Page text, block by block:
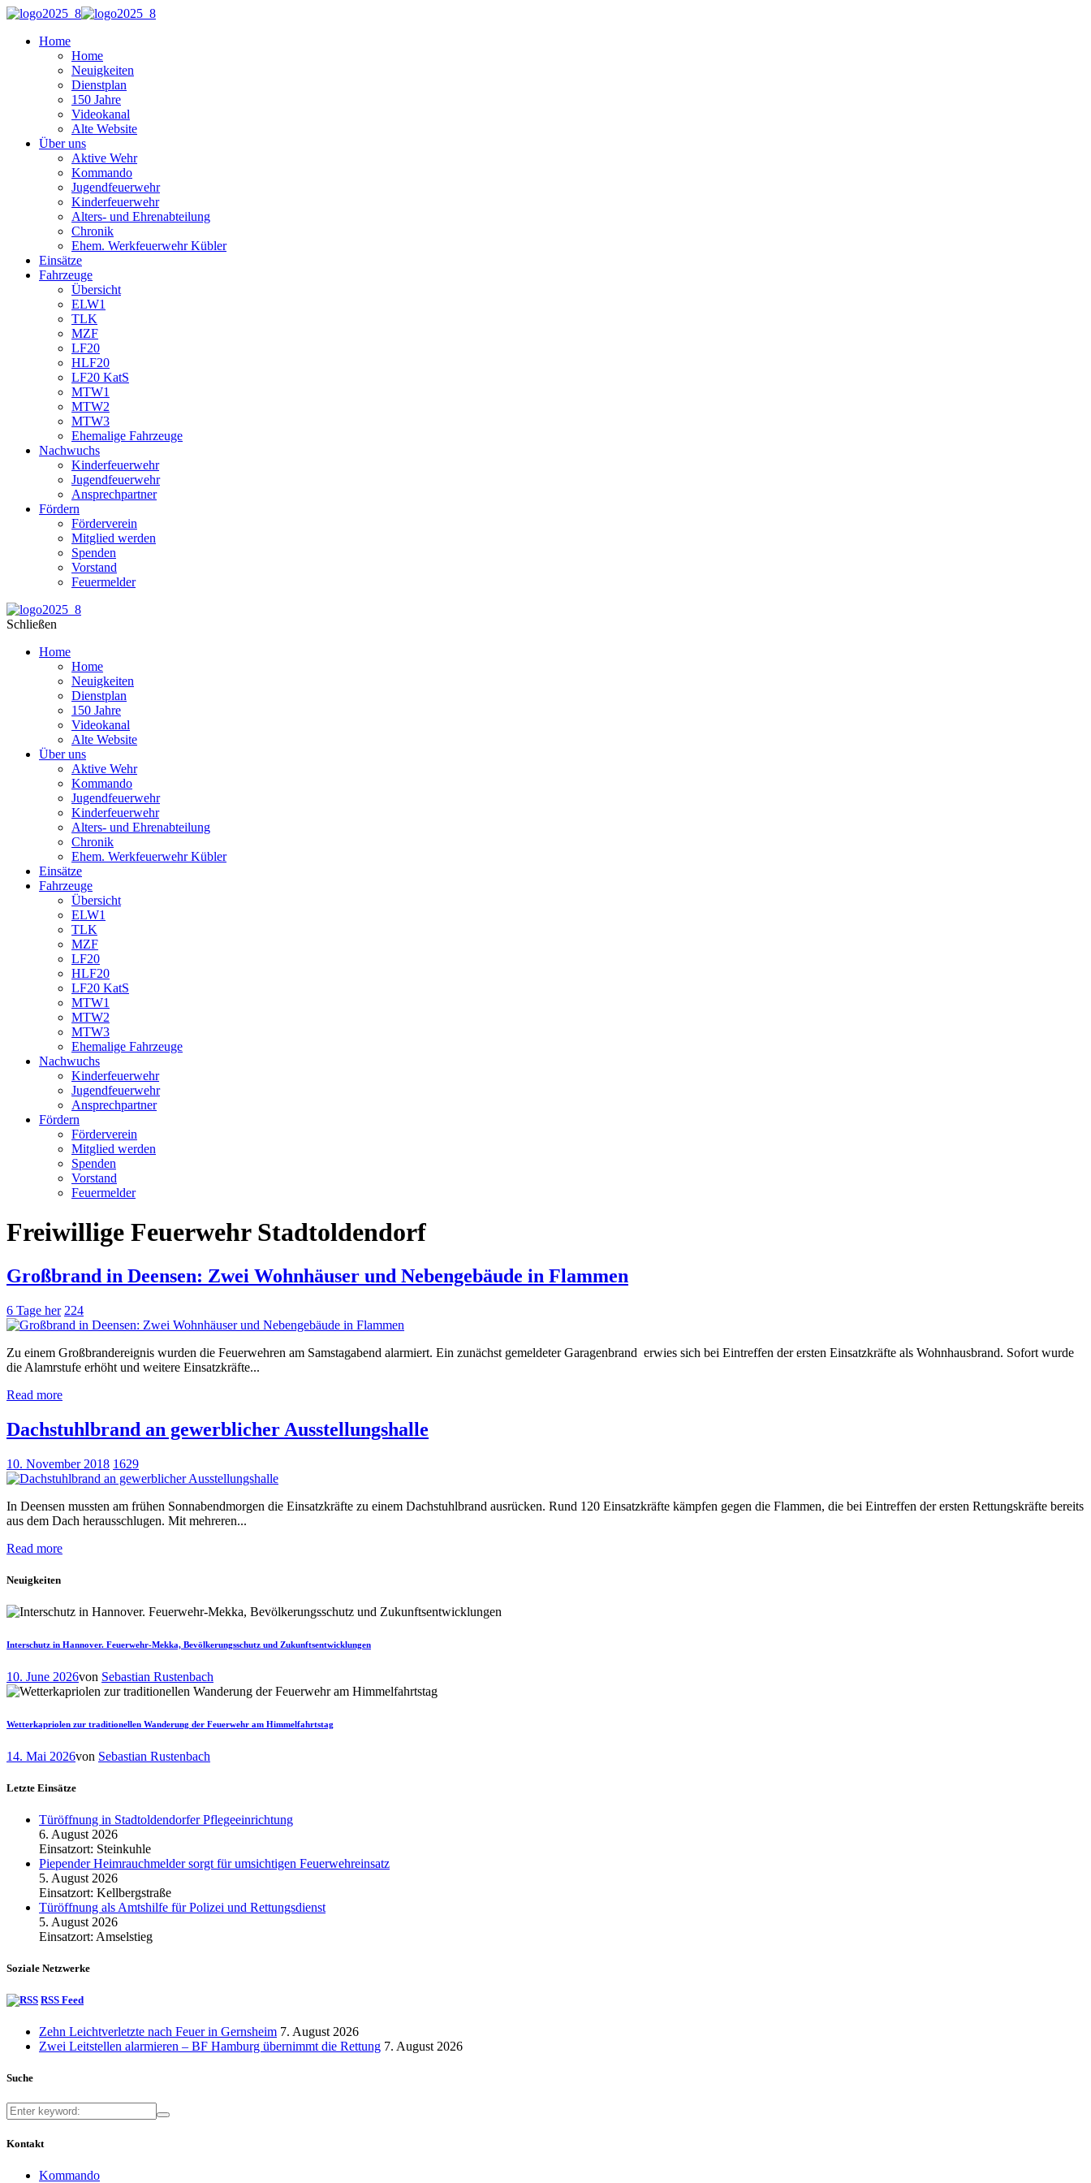
Home
Home
Neuigkeiten
Dienstplan
150 Jahre
Videokanal
Alte Website
Über uns
Aktive Wehr
Kommando
Jugendfeuerwehr
Kinderfeuerwehr
Alters- und Ehrenabteilung
Chronik
Ehem. Werkfeuerwehr Kübler
Einsätze
Fahrzeuge
Übersicht
ELW1
TLK
MZF
LF20
HLF20
LF20 KatS
MTW1
MTW2
MTW3
Ehemalige Fahrzeuge
Nachwuchs
Kinderfeuerwehr
Jugendfeuerwehr
Ansprechpartner
Fördern
Förderverein
Mitglied werden
Spenden
Vorstand
Feuermelder
Schließen
Home
Home
Neuigkeiten
Dienstplan
150 Jahre
Videokanal
Alte Website
Über uns
Aktive Wehr
Kommando
Jugendfeuerwehr
Kinderfeuerwehr
Alters- und Ehrenabteilung
Chronik
Ehem. Werkfeuerwehr Kübler
Einsätze
Fahrzeuge
Übersicht
ELW1
TLK
MZF
LF20
HLF20
LF20 KatS
MTW1
MTW2
MTW3
Ehemalige Fahrzeuge
Nachwuchs
Kinderfeuerwehr
Jugendfeuerwehr
Ansprechpartner
Fördern
Förderverein
Mitglied werden
Spenden
Vorstand
Feuermelder
Freiwillige Feuerwehr Stadtoldendorf
Großbrand in Deensen: Zwei Wohnhäuser und Nebengebäude in Flammen
6 Tage her 224
Zu einem Großbrandereignis wurden die Feuerwehren am Samstagabend alarmiert. Ein zunächst gemeldeter Garagenbrand erwies sich bei Eintreffen der ersten Einsatzkräfte als Wohnhausbrand. Sofort wurde
die Alamrstufe erhöht und weitere Einsatzkräfte...
Read more
Dachstuhlbrand an gewerblicher Ausstellungshalle
10. November 2018 1629
In Deensen mussten am frühen Sonnabendmorgen die Einsatzkräfte zu einem Dachstuhlbrand ausrücken. Rund 120 Einsatzkräfte kämpfen gegen die Flammen, die bei Eintreffen der ersten Rettungskräfte bereits
aus dem Dach herausschlugen. Mit mehreren...
Read more
Neuigkeiten
Interschutz in Hannover. Feuerwehr-Mekka, Bevölkerungsschutz und Zukunftsentwicklungen
10. June 2026von Sebastian Rustenbach
Wetterkapriolen zur traditionellen Wanderung der Feuerwehr am Himmelfahrtstag
14. Mai 2026von Sebastian Rustenbach
Letzte Einsätze
Türöffnung in Stadtoldendorfer Pflegeeinrichtung
6. August 2026
Einsatzort: Steinkuhle
Piepender Heimrauchmelder sorgt für umsichtigen Feuerwehreinsatz
5. August 2026
Einsatzort: Kellbergstraße
Türöffnung als Amtshilfe für Polizei und Rettungsdienst
5. August 2026
Einsatzort: Amselstieg
Soziale Netzwerke
RSS Feed
Zehn Leichtverletzte nach Feuer in Gernsheim 7. August 2026
Zwei Leitstellen alarmieren – BF Hamburg übernimmt die Rettung 7. August 2026
Suche
Kontakt
Kommando